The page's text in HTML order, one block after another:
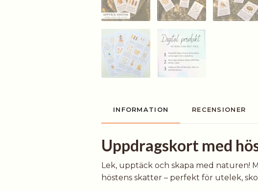
INFORMATION RECENSIONER
Uppdragskort med
Lek, upptäck och skapa med naturen!
höstens skatter – perfekt för utelek,